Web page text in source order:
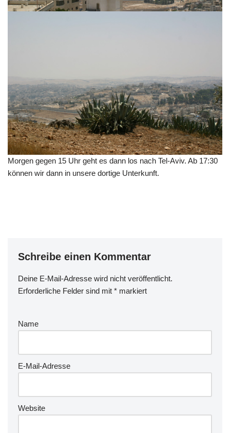
Morgen gegen 15 Uhr geht es dann los nach Tel-Aviv. Ab 17:30
können wir dann in unsere dortige Unterkunft.
Schreibe einen Kommentar
Deine E-Mail-Adresse wird nicht veröffentlicht.
Erforderliche Felder sind mit * markiert
Name
E-Mail-Adresse
Website